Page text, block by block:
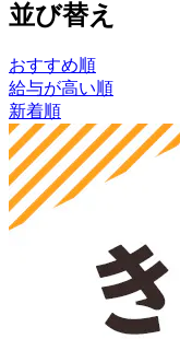
並び替え
おすすめ順
給与が高い順
新着順